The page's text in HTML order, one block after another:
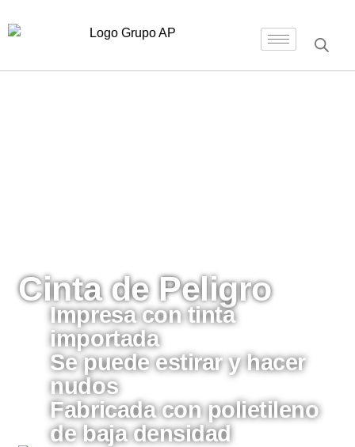
Cinta de Peligro
Impresa con tinta
importada
Se puede estirar y hacer
nudos
Fabricada con polietileno
de baja densidad